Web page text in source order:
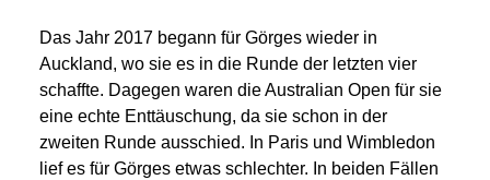
Das Jahr 2017 begann für Görges wieder in
Auckland, wo sie es in die Runde der letzten vier
schaffte. Dagegen waren die Australian Open für sie
eine echte Enttäuschung, da sie schon in der
zweiten Runde ausschied. In Paris und Wimbledon
lief es für Görges etwas schlechter. In beiden Fällen